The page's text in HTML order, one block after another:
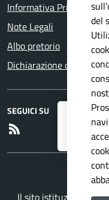
Informativa Privacy
Note Legali
Albo pretorio
Dichiarazione di
SEGUICI SU
Il sito istituzionale del
del